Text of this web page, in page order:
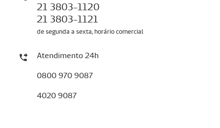
21 3803-1120
21 3803-1121
de segunda a sexta, horário comercial
Atendimento 24h
0800 970 9087
4020 9087